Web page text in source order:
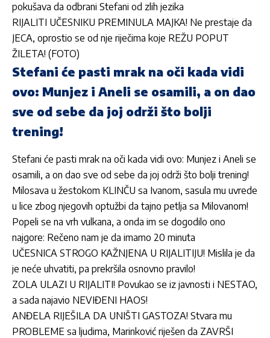
pokušava da odbrani Stefani od zlih jezika
RIJALITI UČESNIKU PREMINULA MAJKA! Ne prestaje da
JECA, oprostio se od nje riječima koje REŽU POPUT
ŽILETA! (FOTO)
Stefani će pasti mrak na oči kada vidi
ovo: Munjez i Aneli se osamili, a on dao
sve od sebe da joj održi što bolji
trening!
Stefani će pasti mrak na oči kada vidi ovo: Munjez i Aneli se
osamili, a on dao sve od sebe da joj održi što bolji trening!
Milosava u žestokom KLINČU sa Ivanom, sasula mu uvrede
u lice zbog njegovih optužbi da tajno petlja sa Milovanom!
Popeli se na vrh vulkana, a onda im se dogodilo ono
najgore: Rečeno nam je da imamo 20 minuta
UČESNICA STROGO KAŽNJENA U RIJALITIJU! Mislila je da
je neće uhvatiti, pa prekršila osnovno pravilo!
ZOLA ULAZI U RIJALITI! Povukao se iz javnosti i NESTAO,
a sada najavio NEVIĐENI HAOS!
ANĐELA RIJEŠILA DA UNIŠTI GASTOZA! Stvara mu
PROBLEME sa ljudima, Marinković riješen da ZAVRŠI